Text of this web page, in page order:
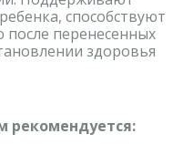
способствуют
перенесенных
здоровья
рекомендуется: